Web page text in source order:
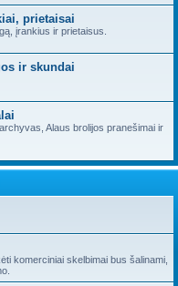
prietaisai
įrankius ir prietaisus.
ir skundai
Alaus brolijos pranešimai ir
komerciniai skelbimai bus šalinami,